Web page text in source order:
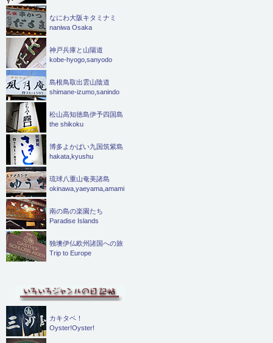
なにわ大阪キタミナミ
naniwa Osaka
神戸兵庫と山陽道
kobe-hyogo,sanyodo
島根鳥取出雲山陰道
shimane-izumo,sanindo
松山高知徳島伊予四国島
the shikoku
博多よかばい九国筑紫島
hakata,kyushu
琉球八重山奄美諸島
okinawa,yaeyama,amami
南の島の楽園たち
Paradise Islands
独墺伊仏欧州諸国への旅
Trip to Europe
カキタベ！
Oyster!Oyster!